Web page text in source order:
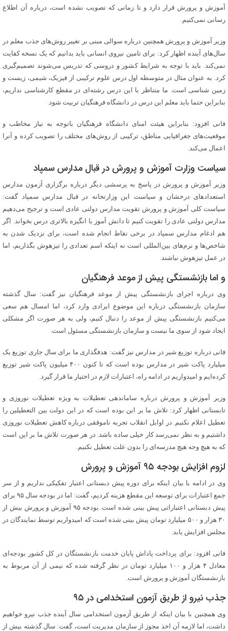
آموزش و پرورش قرار دارد و تا زمانی که تصویب نشده است، درباره آن اطلاع
رسانی نمی‌کنیم.
وزیر آموزش و پرورش همچنین درباره سوالی مبنی بر تغییر روش‌های جذب معلم در
سال‌های آینده اظهار کرد: برای تامین نیروی انسانی باید بدانیم که یک نسخه کفایت
نمی‌کند. باید با توجه به شرایط کشور و دروسی که تدریس می‌شوند تصمیم‌گیری
کرد. به عنوان مثال در متوسطه اول درس علوم ترکیبی از فیزیک، شیمی، زیست و
زمین شناسی است. ما متناظر با این درس رشته‌ای در مقطع کارشناسی نداریم،
بنابراین حتما باید معلم این درس در دانشگاه فرهنگیان تربیت شود.
فانی افزود: بنابراین هیئت امنای دانشگاه فرهنگیان باتوجه به نیاز مخاطب و
موقعیت‌های جغرافیایی مناطق، ترکیبی از روش‌های مختلف را تصویب کرده و آنرا
اعمال می‌کند.
سیاست وزارت آموزش و پرورش در قبال مدارس سمپاد
وزیر آموزش و پرورش در پاسخ به پرسشی دیگر درباره برگزاری آزمون مدارس
استعدادهای درخشان و سیاست این وزارتخانه در قبال مدارس سمپاد گفت:
سیاست کلی آموزش و پرورش تقویت مدارس دولتی عادی است و ترجیح می‌دهیم
مدارس دولتی عادی را تقویت کنیم تا دانش آموز با انگیزه بالاتری درس بخواند. اگر
هم ادغام مدارس سمپاد در برخی نقاط انجام شده است، برای نزدیک شدن به
شاخص‌ها و نرم‌های بین‌المللی است نه اینکه اسم تعدادی را تیزهوش بگذاریم، اما
در عمل تیزهوش نباشند.
و اما بازنشستگی پیش از موعد فرهنگیان
وی درباره اجرای بازنشستگی پیش از موعد فرهنگیان نیز گفت: سال گذشته
سازمان بازنشستگی درباره این موضوع ایرادی وارد کرد، اما امسال هم سعی
می‌کنیم بازنشستگی پیش از موعد را دنبال کنیم، ولی به هر صورت اگر مشکلی
ایجاد شود از سوی ما نیست و سازمان بازنشستگی مسئول است.
فانی درباره توزیع شیر در مدارس نیز گفت: هدفگذاری ما برای سال جاری توزیع یک
میلیارد پاکت شیر در مدارس بوده است که تا کنون ۴۰۰ میلیون پاکت شیر توزیع
کرده‌ایم و امیدواریم در ادامه راه، اعتبارات لازم در اختیار ما قرار گیرد.
وزیر آموزش و پرورش درباره ساماندهی تعطیلات به ویژه تعطیلات نوروزی و
تابستانی اظهار کرد: تلاش ما بر این بوده است که در این دولت بین التعطیلین را
تعطیل اعلام نکنیم. در اوایل انقلاب تجربه ناموفقی درباره کاهش تعطیلات نوروزی
داشتیم و به نظر نمی‌رسد کار خیلی ساده باشد. در هر صورت تلاش ما بر این است
که به هیچ وجه هیچ مدرسه‌ای را بدون علت تعطیل نکنیم.
لزوم افزایش بودجه ۹۵ آموزش و پرورش
وی در ادامه با بیان اینکه برای دوره پیش دبستانی اعتبار تفکیکی نداریم و از سر
جمع اعتبارات برای توسعه این مقطع هزینه کردیم، گفت: اما در بودجه سال ۹۵ برای
پیش دبستانی اعتباراتی پیش بینی شده است. بودجه ۹۵ آموزش و پرورش بیش از
۳۰ هزار و ۵۰۰ میلیارد تومان پیش بینی شده است که امیدواریم توسط نمایندگان در
مجلس افزایش یابد.
فانی افزود: برای پرداخت پاداش پایان خدمت بازنشستگان در کل کشور بودجه‌ای
معادل ۴ هزار و ۱۰۰ میلیارد تومان در نظر گرفته شده که نیمی از آن مربوط به
بازنشستگان آموزش و پرورش است.
جذب نیرو از طریق آزمون استخدامی در ۹۵
وی همچنین با بیان اینکه از طریق آزمون استخدامی سال آینده جذب نیرو خواهیم
داشت، اما لازمه آن اخذ مجوز از سازمان مدیریت است، گفت:‌ سال گذشته بیش از